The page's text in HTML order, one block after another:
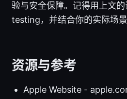
验与安全保障。记得用上文
testing，并结合你的实际场景
资源与参考
Apple Website -